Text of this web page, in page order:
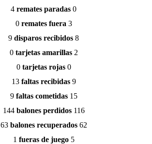
4 remates paradas 0
0 remates fuera 3
9 disparos recibidos 8
0 tarjetas amarillas 2
0 tarjetas rojas 0
13 faltas recibidas 9
9 faltas cometidas 15
144 balones perdidos 116
63 balones recuperados 62
1 fueras de juego 5